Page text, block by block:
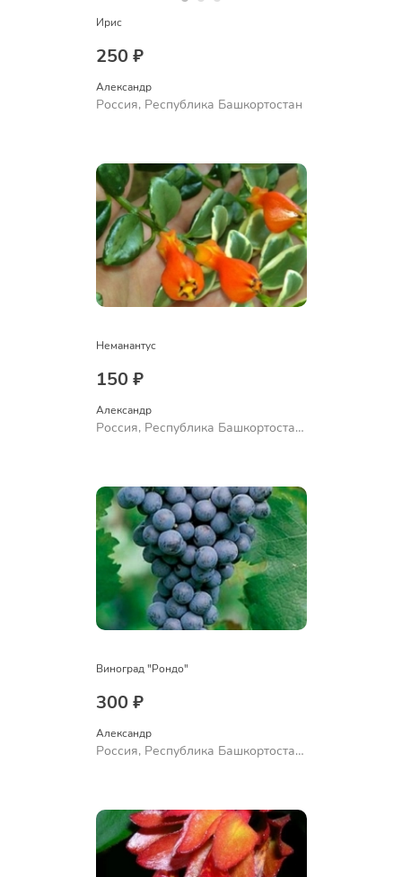
Ирис
250 ₽
Александр
Россия, Республика Башкортостан
Неманантус
150 ₽
Александр
Россия, Республика Башкортостан,
Виноград "Рондо"
300 ₽
Александр
Россия, Республика Башкортостан,